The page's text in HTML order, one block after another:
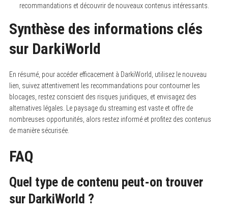
recommandations et découvrir de nouveaux contenus intéressants.
Synthèse des informations clés
sur DarkiWorld
En résumé, pour accéder efficacement à DarkiWorld, utilisez le nouveau
lien, suivez attentivement les recommandations pour contourner les
blocages, restez conscient des risques juridiques, et envisagez des
alternatives légales. Le paysage du streaming est vaste et offre de
nombreuses opportunités, alors restez informé et profitez des contenus
de manière sécurisée.
FAQ
Quel type de contenu peut-on trouver
sur DarkiWorld ?